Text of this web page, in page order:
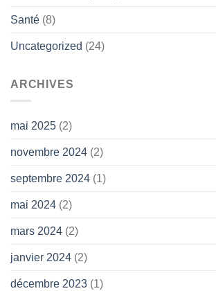
Santé (8)
Uncategorized (24)
ARCHIVES
mai 2025 (2)
novembre 2024 (2)
septembre 2024 (1)
mai 2024 (2)
mars 2024 (2)
janvier 2024 (2)
décembre 2023 (1)